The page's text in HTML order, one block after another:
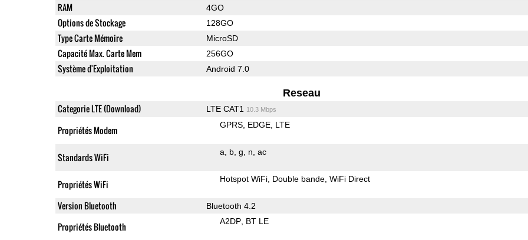
RAM 4GO
Options de Stockage 128GO
Type Carte Mémoire MicroSD
Capacité Max. Carte Mem 256GO
Système d'Exploitation Android 7.0
Reseau
Categorie LTE (Download) LTE CAT1 10.3 Mbps
Propriétés Modem GPRS EDGE LTE
Standards WiFi a b g n ac
Propriétés WiFi Hotspot WiFi Double bande WiFi Direct
Version Bluetooth Bluetooth 4.2
Propriétés Bluetooth A2DP BT LE